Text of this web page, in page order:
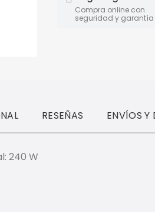
Compra online con
seguridad y garantía
RESEÑAS ENVÍOS Y
240 W